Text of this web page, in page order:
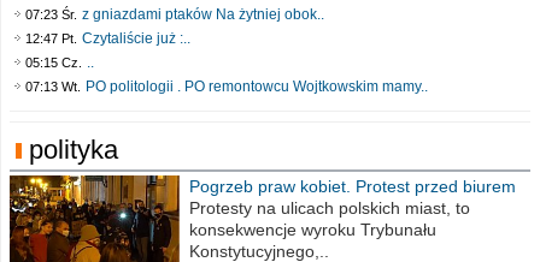
07:23 Śr. z gniazdami ptaków Na żytniej obok..
12:47 Pt. Czytaliście już :..
05:15 Cz. ..
07:13 Wt. PO politologii . PO remontowcu Wojtkowskim mamy..
polityka
Pogrzeb praw kobiet. Protest przed biurem
poselskim PiS
Protesty na ulicach polskich miast, to
konsekwencje wyroku Trybunału
Konstytucyjnego,..